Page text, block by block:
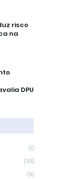
risco
na
DPU
(1)
(35)
(9)